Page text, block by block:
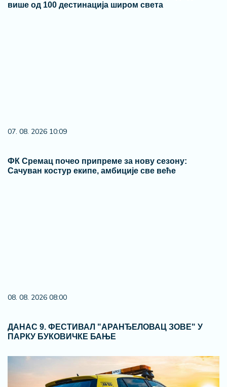
више од 100 дестинација широм света
07. 08. 2026 10:09
ФК Сремац почео припреме за нову сезону:
Сачуван костур екипе, амбиције све веће
08. 08. 2026 08:00
ДАНАС 9. ФЕСТИВАЛ "АРАНЂЕЛОВАЦ ЗОВЕ" У
ПАРКУ БУКОВИЧКЕ БАЊЕ